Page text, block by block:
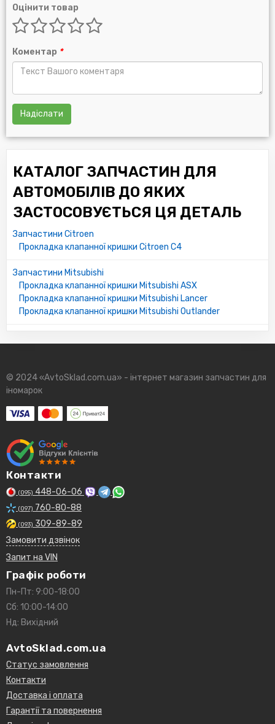
Оцінити товар
Коментар *
Надіслати
КАТАЛОГ ЗАПЧАСТИН ДЛЯ
АВТОМОБІЛІВ ДО ЯКИХ
ЗАСТОСОВУЄТЬСЯ ЦЯ ДЕТАЛЬ
Запчастини Citroen
Прокладка клапанної кришки Citroen C4
Запчастини Mitsubishi
Прокладка клапанної кришки Mitsubishi ASX
Прокладка клапанної кришки Mitsubishi Lancer
Прокладка клапанної кришки Mitsubishi Outlander
© 2024 «AvtoSklad.com.ua» - інтернет магазин запчастин для
іномарок
Контакти
(095) 448-06-06
(097) 760-80-88
(093) 309-89-89
Замовити дзвінок
Запит на VIN
Графік роботи
Пн-Пт: 9:00-18:00
Сб: 10:00-14:00
Нд: Вихідний
AvtoSklad.com.ua
Статус замовлення
Контакти
Доставка і оплата
Гарантії та повернення